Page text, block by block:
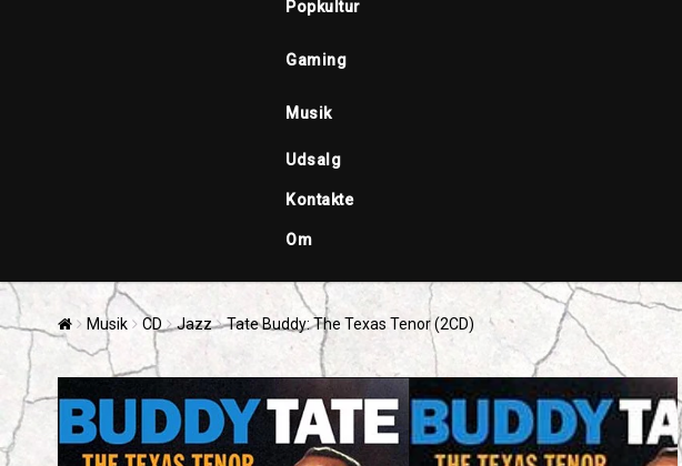
Popkultur
Gaming
Musik
Udsalg
Kontakte
Om
Musik CD Jazz Tate Buddy: The Texas Tenor (2CD)